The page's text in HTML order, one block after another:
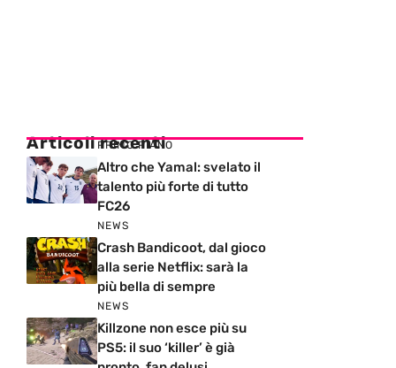
Articoli recenti
PRIMO PIANO
Altro che Yamal: svelato il
talento più forte di tutto
FC26
NEWS
Crash Bandicoot, dal gioco
alla serie Netflix: sarà la
più bella di sempre
NEWS
Killzone non esce più su
PS5: il suo ‘killer’ è già